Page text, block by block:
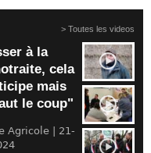
> Toutes les videos
à la
cela
mais
le coup"
Agricole | 21-